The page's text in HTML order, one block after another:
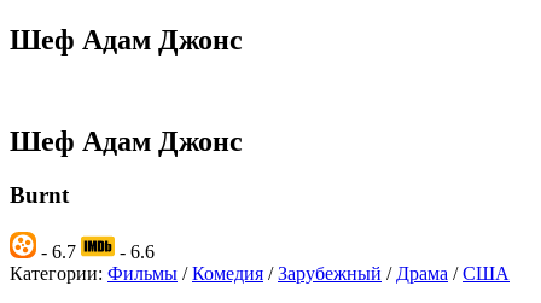
Шеф Адам Джонс
Шеф Адам Джонс
Burnt
- 6.7
- 6.6
Категории: Фильмы /Комедия /Зарубежный / Драма /США